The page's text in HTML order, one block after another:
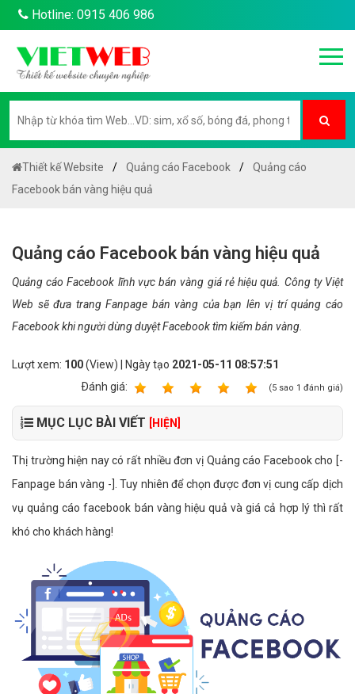
Hotline: 0915 406 986
Thiết kế Website Quảng cáo Facebook
Quảng cáo
Facebook bán vàng hiệu quả
Quảng cáo Facebook bán vàng hiệu quả
Quảng cáo Facebook lĩnh vực bán vàng giá rẻ hiệu quả. Công ty Việt
Web sẽ đưa trang Fanpage bán vàng của bạn lên vị trí quảng cáo
Facebook khi người dùng duyệt Facebook tìm kiếm bán vàng.
Lượt xem: 100(View) | Ngày tạo 2021-05-11 08:57:51
Ðánh giá:
(5 sao 1 đánh giá)
MỤC LỤC BÀI VIẾT [HIỆN]
Thị trường hiện nay có rất nhiều đơn vị Quảng cáo Facebook cho [-
Fanpage bán vàng -]. Tuy nhiên để chọn được đơn vị cung cấp dịch
vụ quảng cáo facebook bán vàng hiệu quả và giá cả hợp lý thì rất
khó cho khách hàng!